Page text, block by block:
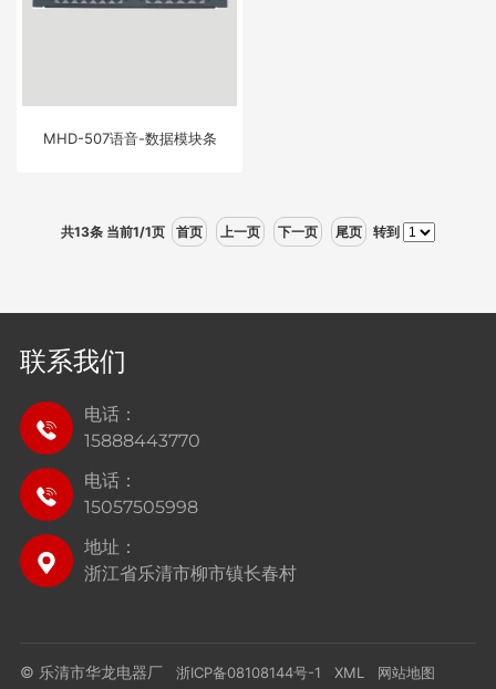
MHD-507语音-数据模块条
共13条 当前1/1页 首页 上一页 下一页 尾页 转到
联系我们
电话：
15888443770
电话：
15057505998
地址：
浙江省乐清市柳市镇长春村
© 乐清市华龙电器厂 浙ICP备08108144号-1 XML 网站地图